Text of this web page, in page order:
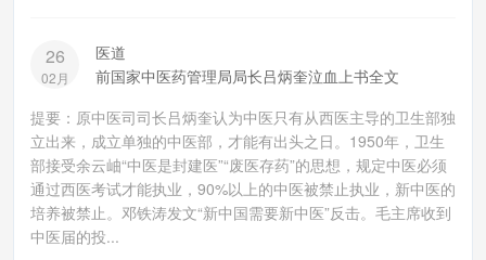
26
02月
医道
前国家中医药管理局局长吕炳奎泣血上书全文
提要：原中医司司长吕炳奎认为中医只有从西医主导的卫生部独
立出来，成立单独的中医部，才能有出头之日。1950年，卫生
部接受余云岫“中医是封建医”“废医存药”的思想，规定中医必须
通过西医考试才能执业，90%以上的中医被禁止执业，新中医的
培养被禁止。邓铁涛发文“新中国需要新中医”反击。毛主席收到
中医届的投...